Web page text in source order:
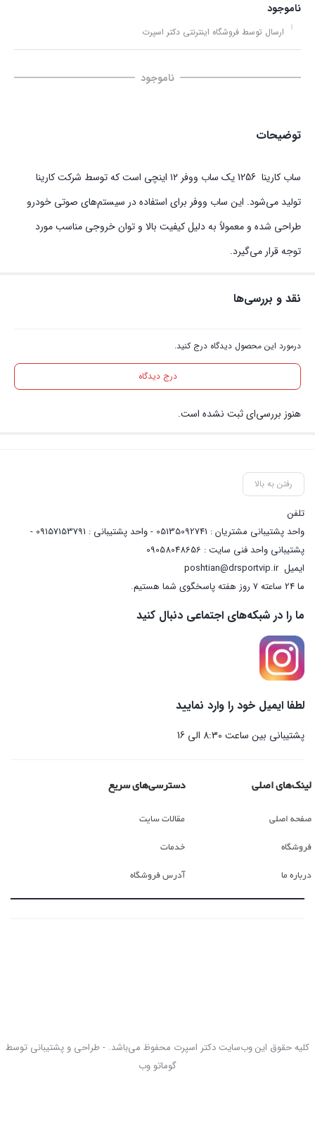
ناموجود
ارسال توسط فروشگاه اینترنتی دکتر اسپرت
ناموجود
توضیحات
ساب ‏کارینا ‏ 1256 یک ساب ووفر ۱۲ اینچی است که توسط شرکت کارینا
تولید می‌شود. این ساب ووفر برای استفاده در سیستم‌های صوتی خودرو
طراحی شده و معمولاً به دلیل کیفیت بالا و توان خروجی مناسب مورد
توجه قرار می‌گیرد.
نقد و بررسی‌ها
درمورد این محصول دیدگاه درج کنید.
درج دیدگاه
هنوز بررسی‌ای ثبت نشده است.
رفتن به بالا
تلفن
واحد پشتیبانی مشتریان : 05135092741 - واحد پشتیبانی : 09157153791 -
پشتیبانی واحد فنی سایت : 09058048656
ایمیلposhtian@drsportvip.ir
ما 24 ساعته 7 روز هفته پاسخگوی شما هستیم.
ما را در شبکه‌های اجتماعی دنبال کنید
لطفا ایمیل خود را وارد نمایید
پشتیبانی بین ساعت 8:30 الی 16
لینک‌های اصلی
صفحه اصلی
فروشگاه
درباره ما
دسترسی‌های سریع
مقالات سایت
خدمات
آدرس فروشگاه
کلیه حقوق این وب‌سایت دکتر اسپرت محفوظ می‌باشد. - طراحی و پشتیبانی توسط
گوماتو وب